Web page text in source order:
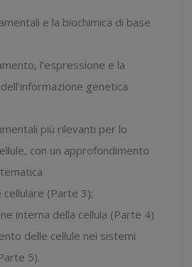
e la biochimica di base
l’espressione e la
genetica
più rilevanti per lo
con un approfondimento
cellulare (Parte 3);
interna della cellula (Parte 4)
delle cellule nei sistemi
5).